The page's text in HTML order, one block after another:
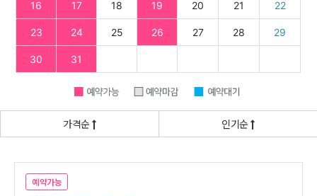
가격순 인기순
예약가능